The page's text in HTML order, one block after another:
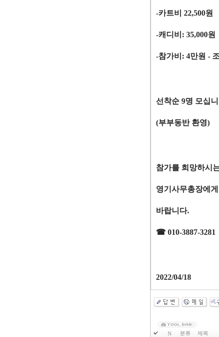
-카트비 22,500원
-캐디비 : 35,000원
-참가비 : 4만원 -
선착순 9명 모십
(부부동반 환영)
참가를 희망하시
영기사무총장에
바랍니다.
☎ 010-3887-3281
2022/04/18
N 분류 제목